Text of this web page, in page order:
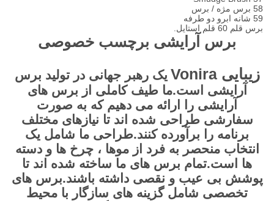
58 برس مژه / برس
59 شانه ابرو دو طرفه
برس قلم 60 قلم استایل.
برس آرایشی برچسب خصوصی
زیبایی Vonira
یک رهبر جهانی در تولید برس
آرایشی است.ما طیف کاملی از برس های
آرایشی را ارائه می دهیم که به صورت
سفارشی طراحی شده اند تا نیازهای مختلف
برنامه را برآورده کنند.طراحی ما شامل یک
انتخاب منحصر به فرد از موها ، چرخ ها و دسته
ها است.تمام برس های ما ساخته شده اند تا
پوشش بی عیب و نقصی داشته باشند.برس های
تخصصی شامل گزینه های سازگار با محیط